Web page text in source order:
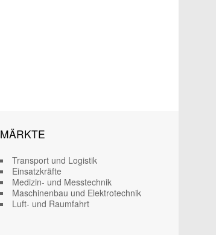
MÄRKTE
Transport und Logistik
Einsatzkräfte
Medizin- und Messtechnik
Maschinenbau und Elektrotechnik
Luft- und Raumfahrt